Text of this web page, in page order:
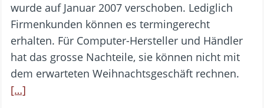
wurde auf Januar 2007 verschoben. Lediglich
Firmenkunden können es termingerecht
erhalten. Für Computer-Hersteller und Händler
hat das grosse Nachteile, sie können nicht mit
dem erwarteten Weihnachtsgeschäft rechnen.
[…]